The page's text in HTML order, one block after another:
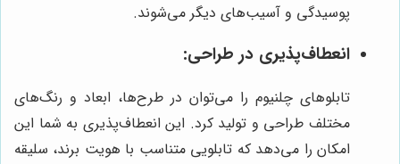
پوسیدگی و آسیب‌های دیگر می‌شوند.
انعطاف‌پذیری در طراحی:
تابلوهای چلنیوم را می‌توان در طرح‌ها، ابعاد و رنگ‌های
مختلف طراحی و تولید کرد. این انعطاف‌پذیری به شما این
امکان را می‌دهد که تابلویی متناسب با هویت برند، سلیقه